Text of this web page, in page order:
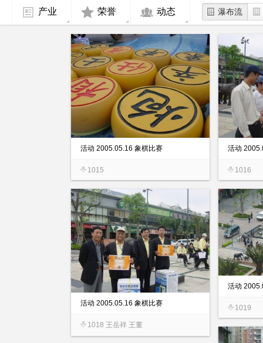
产业 荣誉 动态 瀑布流
活动 2005.05.16 象棋比赛
1015
活动
1016
活动 2005.05.16 象棋比赛
1018 王岳祥 王董
活动
1019